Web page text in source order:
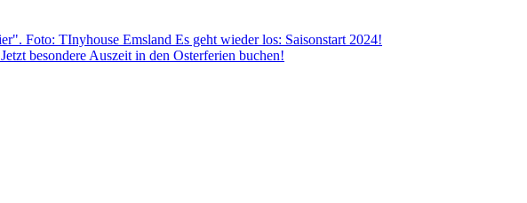
Es geht wieder los: Saisonstart 2024!
Jetzt besondere Auszeit in den Osterferien buchen!